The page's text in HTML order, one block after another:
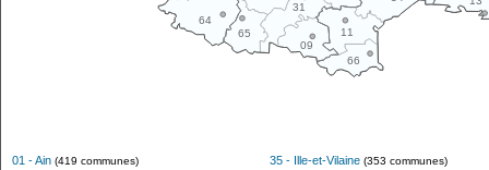
11
31
64
65
66
09
01 - Ain (419 communes) 35 - Ille-et-Vilaine (353 communes)